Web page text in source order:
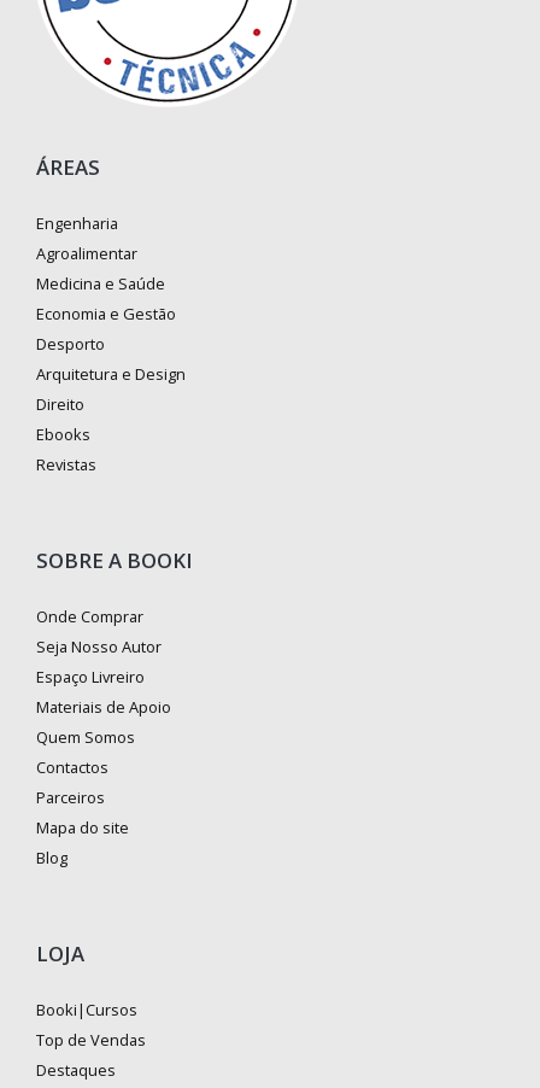
ÁREAS
Engenharia
Agroalimentar
Medicina e Saúde
Economia e Gestão
Desporto
Arquitetura e Design
Direito
Ebooks
Revistas
SOBRE A BOOKI
Onde Comprar
Seja Nosso Autor
Espaço Livreiro
Materiais de Apoio
Quem Somos
Contactos
Parceiros
Mapa do site
Blog
LOJA
Booki|Cursos
Top de Vendas
Destaques